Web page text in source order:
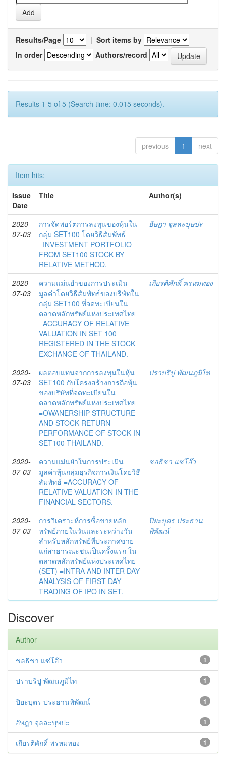
Results/Page | Sort items by
In order
Authors/record
Results 1-5 of 5 (Search time: 0.015 seconds).
previous 1 next
Item hits:
Issue
Date
Title Author(s)
2020-
07-03
การจัดพอร์ตการลงทุนของหุ้นใน
กลุ่ม SET100 โดยวิธีสัมพัทธ์
=INVESTMENT PORTFOLIO
FROM SET100 STOCK BY
RELATIVE METHOD.
อัษฎา จุลละบุษปะ
2020-
07-03
ความแม่นยำของการประเมิน
มูลค่าโดยวิธีสัมพัทธ์ของบริษัทใน
กลุ่ม SET100 ที่จดทะเบียนใน
ตลาดหลักทรัพย์แห่งประเทศไทย
=ACCURACY OF RELATIVE
VALUATION IN SET 100
REGISTERED IN THE STOCK
EXCHANGE OF THAILAND.
เกียรติศักดิ์ พรหมทอง
2020-
07-03
ผลตอบแทนจากการลงทุนในหุ้น
SET100 กับโครงสร้างการถือหุ้น
ของบริษัทที่จดทะเบียนใน
ตลาดหลักทรัพย์แห่งประเทศไทย
=OWANERSHIP STRUCTURE
AND STOCK RETURN
PERFORMANCE OF STOCK IN
SET100 THAILAND.
ปราบริปู พัฒนภูมิไท
2020-
07-03
ความแม่นยำในการประเมิน
มูลค่าหุ้นกลุ่มธุรกิจการเงินโดยวิธี
สัมพัทธ์ =ACCURACY OF
RELATIVE VALUATION IN THE
FINANCIAL SECTORS.
ชลธิชา แซ่โอ๊ว
2020-
07-03
การวิเคราะห์การซื้อขายหลัก
ทรัพย์ภายในวันและระหว่างวัน
สำหรับหลักทรัพย์ที่ประกาศขาย
แก่สาธารณะชนเป็นครั้งแรก ใน
ตลาดหลักทรัพย์แห่งประเทศไทย
(SET) =INTRA AND INTER DAY
ANALYSIS OF FIRST DAY
TRADING OF IPO IN SET.
ปิยะบุตร ประธาน
พิพัฒน์
Discover
Author
1
ชลธิชา แซ่โอ๊ว
1
ปราบริปู พัฒนภูมิไท
1
ปิยะบุตร ประธานพิพัฒน์
1
อัษฎา จุลละบุษปะ
1
เกียรติศักดิ์ พรหมทอง